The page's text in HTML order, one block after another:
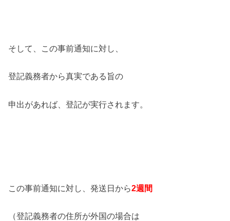
そして、この事前通知に対し、
登記義務者から真実である旨の
申出があれば、登記が実行されます。
この事前通知に対し、発送日から2週間
（登記義務者の住所が外国の場合は